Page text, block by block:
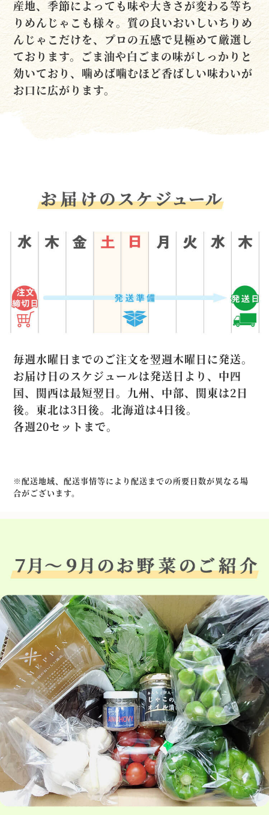
産地、季節によっても味や大きさが変わる等ち
りめんじゃこも様々。質の良いおいしいちりめ
んじゃこだけを、プロの五感で見極めて厳選し
ております。ごま油や白ごまの味がしっかりと
効いており、噛めば噛むほど香ばしい味わいが
お口に広がります。
毎週水曜日までのご注文を翌週木曜日に発送。
お届け日のスケジュールは発送日より、中四
国、関西は最短翌日。九州、中部、関東は2日
後。東北は3日後。北海道は4日後。
各週20セットまで。
※配送地域、配送事情等により配送までの所要日数が異なる場
合がございます。